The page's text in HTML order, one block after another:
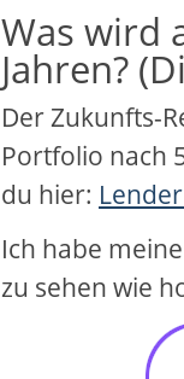
Was wird
Jahren?
Der Zukunfts-
Portfolio nach
du hier:
Ich habe
zu sehen wie